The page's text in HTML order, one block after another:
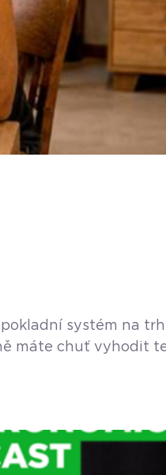
systém na
máte chuť vyhodit